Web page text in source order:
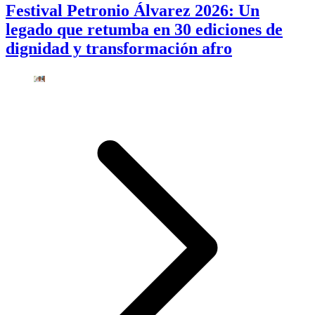
Festival Petronio Álvarez 2026: Un
legado que retumba en 30 ediciones de
dignidad y transformación afro